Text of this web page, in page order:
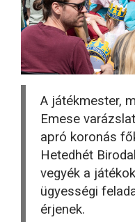
A játékmester,
Emese
apró koronás
Hetedhét
vegyék a
ügyességi
érjenek.